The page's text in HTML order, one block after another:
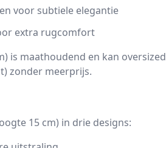
voor subtiele elegantie
extra rugcomfort
is maathoudend en kan oversized
zonder meerprijs.
15 cm) in drie designs: